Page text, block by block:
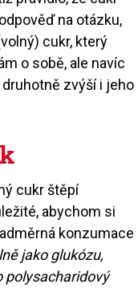
na otázku,
cukr, který
o sobě, ale navíc
zvýší i jeho
cukr štěpí
abychom si
konzumace
jako glukózu,
polysacharidový